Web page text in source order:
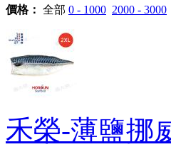
價格： 全部 0 - 1000 2000 - 3000
禾榮-薄鹽挪